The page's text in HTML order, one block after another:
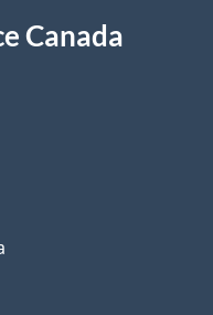
Canada